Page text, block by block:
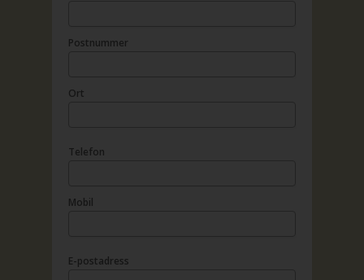
Postnummer
Ort
Telefon
Mobil
E-postadress